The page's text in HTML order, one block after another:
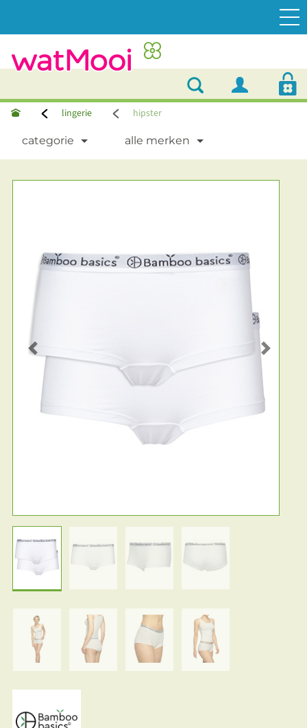
lingerie hipster
categorie alle merken
Previous Next